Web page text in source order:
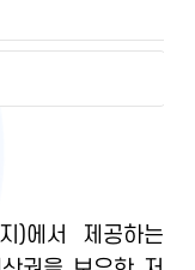
)에서 제공하는